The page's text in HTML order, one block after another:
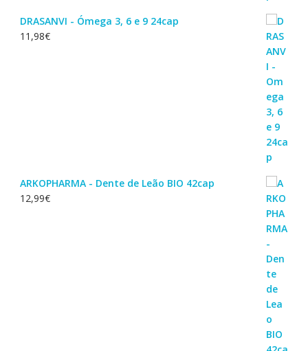
DRASANVI - Ómega 3, 6 e 9 24cap
11,98€
ARKOPHARMA - Dente de Leão BIO 42cap
12,99€